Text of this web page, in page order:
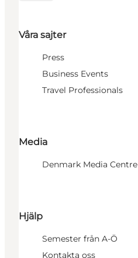
Våra sajter
Press
Business Events
Travel Professionals
Media
Denmark Media Centre
Hjälp
Semester från A-Ö
Kontakta oss